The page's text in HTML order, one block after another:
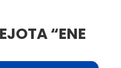
“ENE